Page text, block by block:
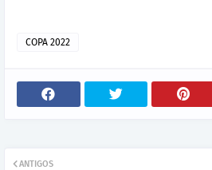
COPA 2022
ANTIGOS